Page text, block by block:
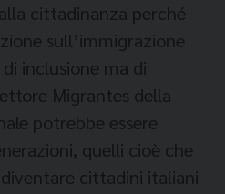
cittadinanza perché
sull’immigrazione
inclusione ma di
Migrantes della
potrebbe essere
quelli cioè che
cittadini italiani